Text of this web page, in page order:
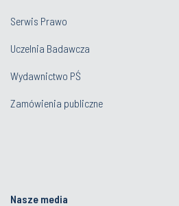
Serwis Prawo
Uczelnia Badawcza
Wydawnictwo PŚ
Zamówienia publiczne
Nasze media